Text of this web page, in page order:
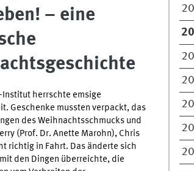
– eine
Institut herrschte emsige
Geschenke mussten verpackt, das
des Weihnachtsschmucks und
(Prof. Dr. Anette Marohn), Chris
richtig in Fahrt. Das änderte sich
den Dingen überreichte, die